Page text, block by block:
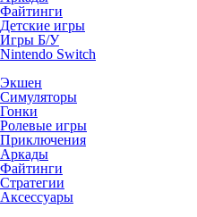
Файтинги
Детские игры
Игры Б/У
Nintendo Switch
Экшен
Симуляторы
Гонки
Ролевые игры
Приключения
Аркады
Файтинги
Стратегии
Аксессуары